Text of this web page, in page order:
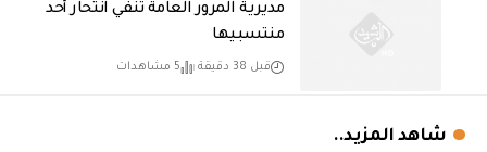
مديرية المرور العامة تنفي انتحار أحد
منتسبيها
قبل 38 دقيقة 5 مشاهدات
شاهد المزيد..